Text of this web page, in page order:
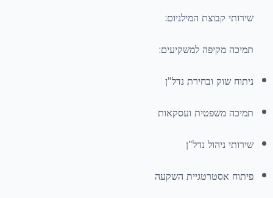
שירותי קבוצת המילניום:
תמיכה מקיפה למשקיעים:
ניתוח שוק ובחירת נדל"ן
תמיכה משפטית ועסקאות
שירותי ניהול נדל"ן
פיתוח אסטרטגיית השקעה